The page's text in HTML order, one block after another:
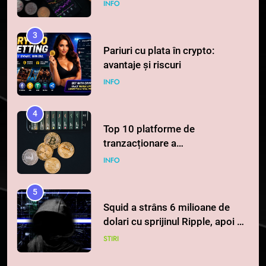
INFO
3
Pariuri cu plata în crypto:
avantaje și riscuri
INFO
4
Top 10 platforme de
tranzacționare a
criptomonedelor în 2026
INFO
5
Squid a strâns 6 milioane de
dolari cu sprijinul Ripple, apoi a
pierdut jumătate din aceștia
STIRI